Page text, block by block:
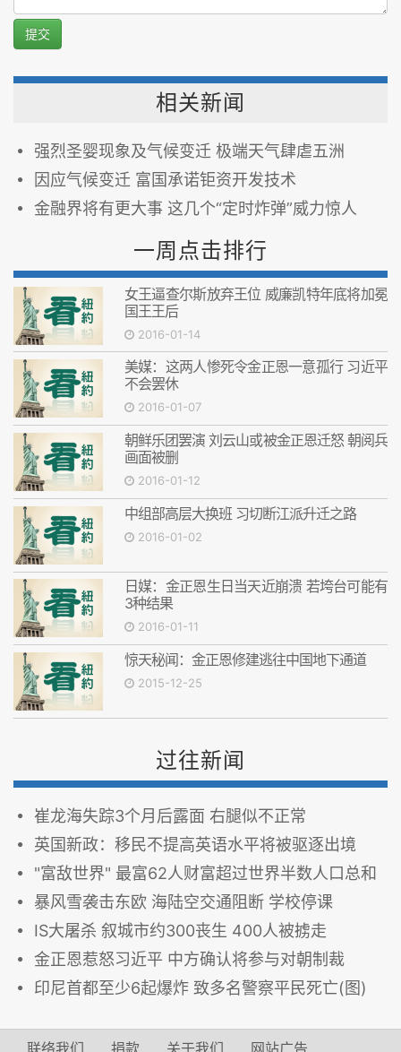
提交
相关新闻
强烈圣婴现象及气候变迁 极端天气肆虐五洲
因应气候变迁 富国承诺钜资开发技术
金融界将有更大事 这几个“定时炸弹”威力惊人
一周点击排行
女王逼查尔斯放弃王位 威廉凯特年底将加冕
国王王后
2016-01-14
美媒：这两人惨死令金正恩一意孤行 习近平
不会罢休
2016-01-07
朝鲜乐团罢演 刘云山或被金正恩迁怒 朝阅兵
画面被删
2016-01-12
中组部高层大换班 习切断江派升迁之路
2016-01-02
日媒：金正恩生日当天近崩溃 若垮台可能有
3种结果
2016-01-11
惊天秘闻：金正恩修建逃往中国地下通道
2015-12-25
过往新闻
崔龙海失踪3个月后露面 右腿似不正常
英国新政：移民不提高英语水平将被驱逐出境
"富敌世界" 最富62人财富超过世界半数人口总和
暴风雪袭击东欧 海陆空交通阻断 学校停课
IS大屠杀 叙城市约300丧生 400人被掳走
金正恩惹怒习近平 中方确认将参与对朝制裁
印尼首都至少6起爆炸 致多名警察平民死亡(图)
联络我们 捐款 关于我们 网站广告